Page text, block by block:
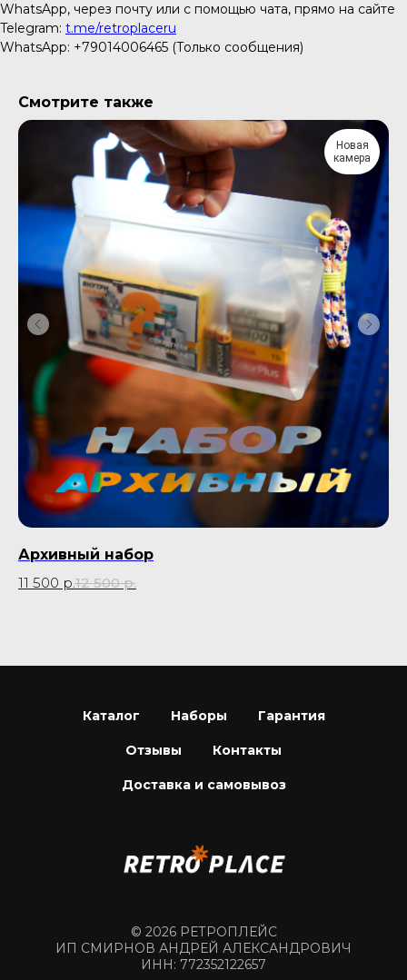
WhatsApp, через почту или с помощью чата, прямо на сайте
Telegram: t.me/retroplaceru
WhatsApp: +79014006465 (Только сообщения)
Смотрите также
Новая
камера
Архивный набор
11 500 р.12 500 р.
Каталог Наборы Гарантия
Отзывы Контакты
Доставка и самовывоз
© 2026 РЕТРОПЛЕЙС
ИП СМИРНОВ АНДРЕЙ АЛЕКСАНДРОВИЧ
ИНН: 772352122657